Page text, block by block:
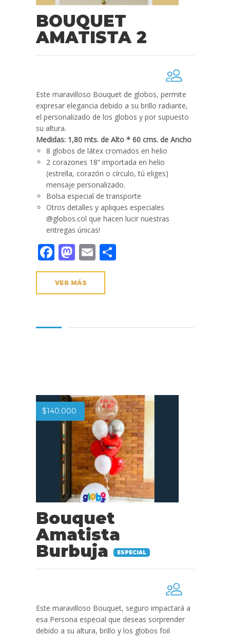
BOUQUET
AMATISTA 2
Este maravilloso Bouquet de globos, permite
expresar elegancia debido a su brillo radiante,
el personalizado de los globos y por supuesto
su altura.
Medidas: 1,80 mts. de Alto * 60 cms. de Ancho
8 globos de látex cromados en helio
2 corazones 18” importada en helio
(estrella, corazón o círculo, tú eliges)
mensaje personalizado.
Bolsa especial de transporte
Otros detalles y apliques especiales
@globos.col que hacen lucir nuestras
entregas únicas!
Facebook
Mastodon
Email
VER MÁS
$140.000
Bouquet
Amatista
Burbuja
ESPECIAL
Este maravilloso Bouquet, seguro impactará a
esa Persona especial que deseas sorprender
debido a su altura, brillo y los globos foil